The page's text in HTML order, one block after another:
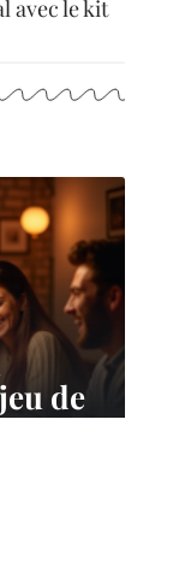
avec le kit
de